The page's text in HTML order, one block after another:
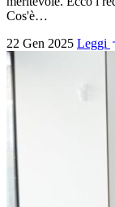
Cos'è…
22 Gen 2025 Leggi